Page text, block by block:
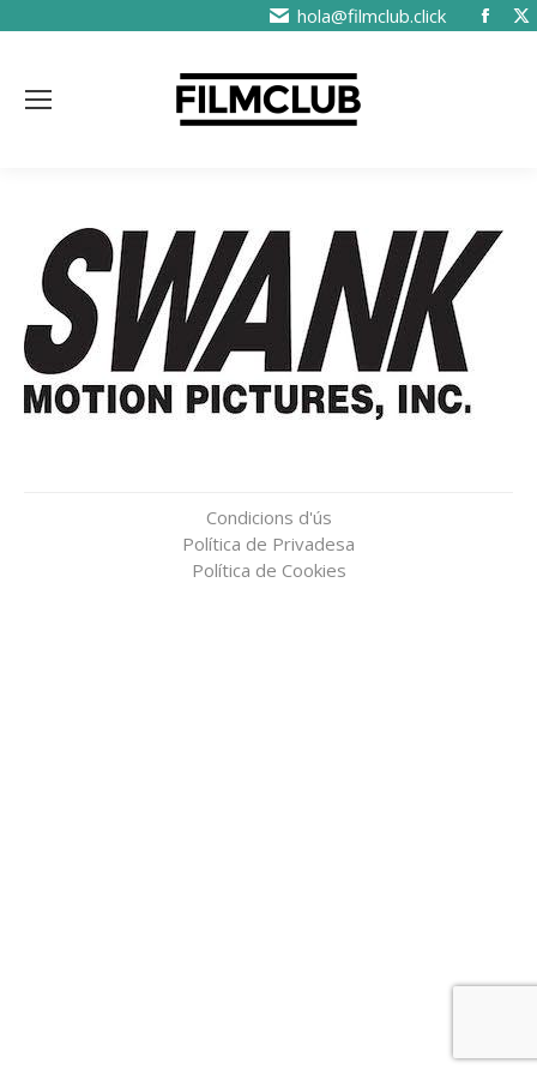
hola@filmclub.click
Condicions d'ús
Política de Privadesa
Política de Cookies